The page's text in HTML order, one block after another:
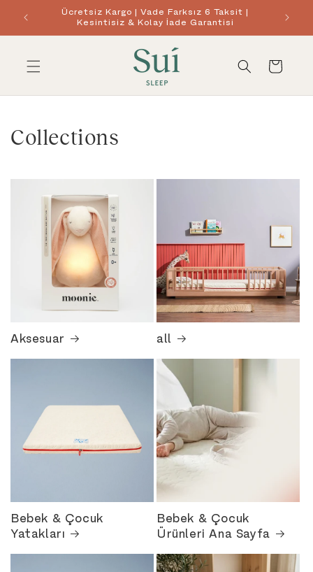
atla
Ücretsiz Kargo | Vade Farksız 6 Taksit |
Kesintisiz & Kolay İade Garantisi
Sepet
Collections
Aksesuar all
Bebek & Çocuk
Yatakları
Bebek & Çocuk
Ürünleri Ana Sayfa